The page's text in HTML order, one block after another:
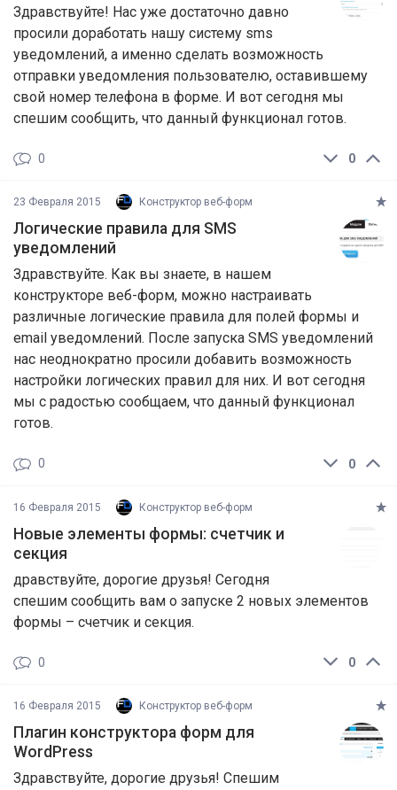
Здравствуйте! Нас уже достаточно давно
просили доработать нашу систему sms
уведомлений, а именно сделать возможность
отправки уведомления пользователю, оставившему
свой номер телефона в форме. И вот сегодня мы
спешим сообщить, что данный функционал готов.
0
0
23 Февраля 2015 Конструктор веб-форм
Логические правила для SMS
уведомлений
Здравствуйте. Как вы знаете, в нашем
конструкторе веб-форм, можно настраивать
различные логические правила для полей формы и
email уведомлений. После запуска SMS уведомлений
нас неоднократно просили добавить возможность
настройки логических правил для них. И вот сегодня
мы с радостью сообщаем, что данный функционал
готов.
0
0
16 Февраля 2015 Конструктор веб-форм
Новые элементы формы: счетчик и
секция
дравствуйте, дорогие друзья! Сегодня
спешим сообщить вам о запуске 2 новых элементов
формы – счетчик и секция.
0
0
16 Февраля 2015 Конструктор веб-форм
Плагин конструктора форм для
WordPress
Здравствуйте, дорогие друзья! Спешим